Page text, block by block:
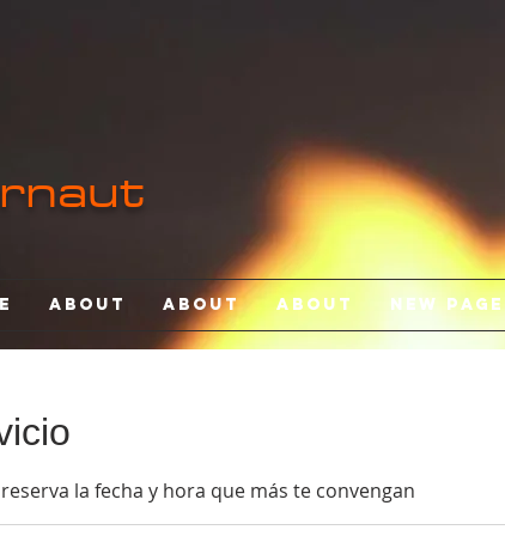
About About About New Page
la fecha y hora que más te convengan